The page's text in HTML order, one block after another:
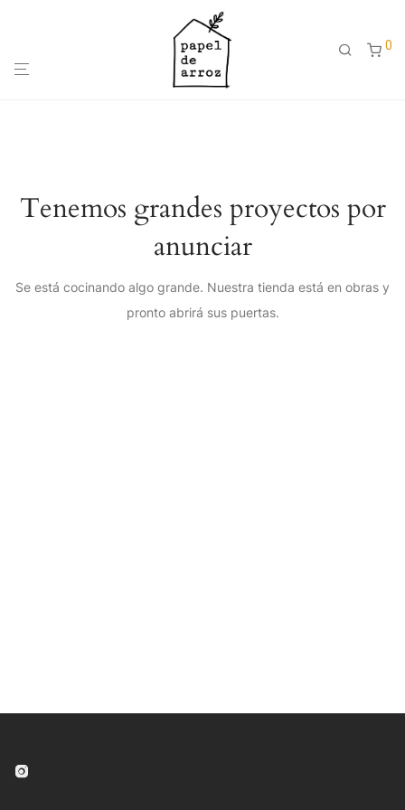
0
Tenemos grandes proyectos por
anunciar
Se está cocinando algo grande. Nuestra tienda está en obras y
pronto abrirá sus puertas.